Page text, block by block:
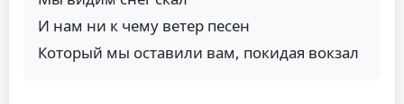
И нам ни к чему ветер песен
Который мы оставили вам, покидая вокзал